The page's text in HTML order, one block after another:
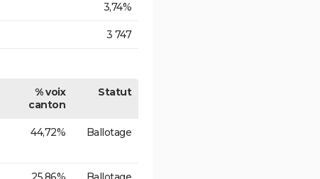
3,74%
3 747
% voix
canton
Statut
44,72% Ballotage